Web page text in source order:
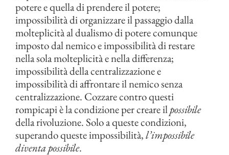
potere e quella di prendere il potere;
impossibilità di organizzare il passaggio dalla
molteplicità al dualismo di potere comunque
imposto dal nemico e impossibilità di restare
nella sola molteplicità e nella differenza;
impossibilità della centralizzazione e
impossibilità di affrontare il nemico senza
centralizzazione. Cozzare contro questi
rompicapi è la condizione per creare ilpossibile
della rivoluzione. Solo a queste condizioni,
superando queste impossibilità,l’impossibile
diventa possibile.